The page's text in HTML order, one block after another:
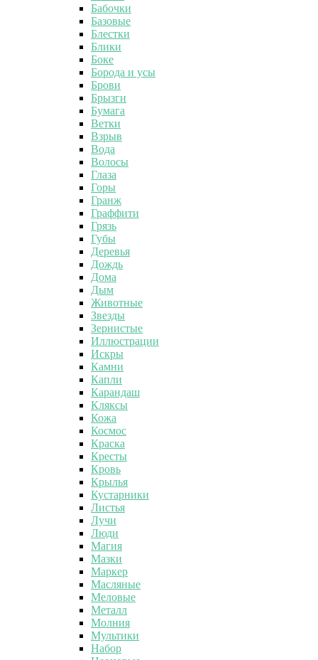
Бабочки
Базовые
Блестки
Блики
Боке
Борода и усы
Брови
Брызги
Бумага
Ветки
Взрыв
Вода
Волосы
Глаза
Горы
Гранж
Граффити
Грязь
Губы
Деревья
Дождь
Дома
Дым
Животные
Звезды
Зернистые
Иллюстрации
Искры
Камни
Капли
Карандаш
Кляксы
Кожа
Космос
Краска
Кресты
Кровь
Крылья
Кустарники
Листья
Лучи
Люди
Магия
Мазки
Маркер
Масляные
Меловые
Металл
Молния
Мультики
Набор